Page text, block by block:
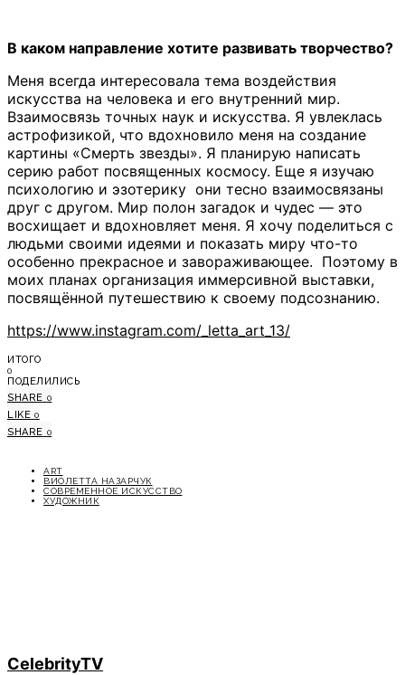
В каком направление хотите развивать творчество?
Меня всегда интересовала тема воздействия
искусства на человека и его внутренний мир.
Взаимосвязь точных наук и искусства. Я увлеклась
астрофизикой, что вдохновило меня на создание
картины «Смерть звезды». Я планирую написать
серию работ посвященных космосу. Еще я изучаю
психологию и эзотерику они тесно взаимосвязаны
друг с другом. Мир полон загадок и чудес — это
восхищает и вдохновляет меня. Я хочу поделиться с
людьми своими идеями и показать миру что-то
особенно прекрасное и завораживающее. Поэтому в
моих планах организация иммерсивной выставки,
посвящённой путешествию к своему подсознанию.
https://www.instagram.com/_letta_art_13/
ИТОГО
0
ПОДЕЛИЛИСЬ
SHARE 0
LIKE 0
SHARE 0
ART
ВИОЛЕТТА НАЗАРЧУК
СОВРЕМЕННОЕ ИСКУССТВО
ХУДОЖНИК
CelebrityTV